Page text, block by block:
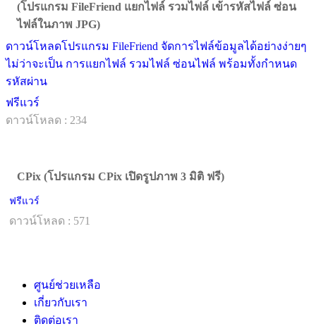
(โปรแกรม FileFriend แยกไฟล์ รวมไฟล์ เข้ารหัสไฟล์ ซ่อน
ไฟล์ในภาพ JPG)
ดาวน์โหลดโปรแกรม FileFriend จัดการไฟล์ข้อมูลได้อย่างง่ายๆ
ไม่ว่าจะเป็น การแยกไฟล์ รวมไฟล์ ซ่อนไฟล์ พร้อมทั้งกำหนด
รหัสผ่าน
ฟรีแวร์
ดาวน์โหลด : 234
CPix (โปรแกรม CPix เปิดรูปภาพ 3 มิติ ฟรี)
ฟรีแวร์
ดาวน์โหลด : 571
ศูนย์ช่วยเหลือ
เกี่ยวกับเรา
ติดต่อเรา